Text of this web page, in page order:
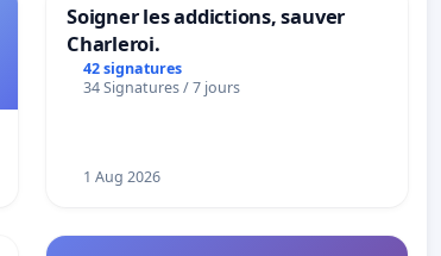
Soigner les addictions, sauver
Charleroi.
42 signatures
34 Signatures / 7 jours
1 Aug 2026